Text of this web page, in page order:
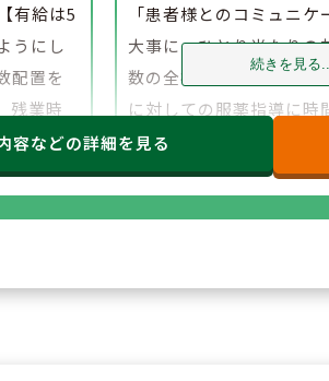
有給は5
うにし
配置を
残業時
組むこ
スを保
いま
「患者様とのコミュニケ
大事に、ひとり当たりの
数の全社平均は19枚ほど
に対しての服薬指導に時
とができ、負担少なく勤
風の会社です。
続きを見る...
容などの詳細を見る